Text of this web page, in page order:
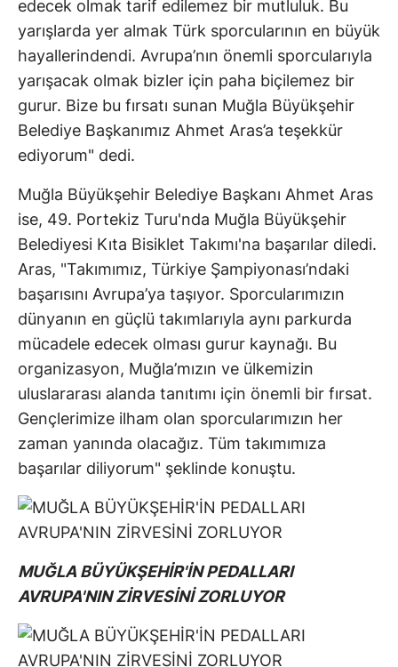
edecek olmak tarif edilemez bir mutluluk. Bu
yarışlarda yer almak Türk sporcularının en büyük
hayallerindendi. Avrupa’nın önemli sporcularıyla
yarışacak olmak bizler için paha biçilemez bir
gurur. Bize bu fırsatı sunan Muğla Büyükşehir
Belediye Başkanımız Ahmet Aras’a teşekkür
ediyorum" dedi.
Muğla Büyükşehir Belediye Başkanı Ahmet Aras
ise, 49. Portekiz Turu'nda Muğla Büyükşehir
Belediyesi Kıta Bisiklet Takımı'na başarılar diledi.
Aras, "Takımımız, Türkiye Şampiyonası’ndaki
başarısını Avrupa’ya taşıyor. Sporcularımızın
dünyanın en güçlü takımlarıyla aynı parkurda
mücadele edecek olması gurur kaynağı. Bu
organizasyon, Muğla’mızın ve ülkemizin
uluslararası alanda tanıtımı için önemli bir fırsat.
Gençlerimize ilham olan sporcularımızın her
zaman yanında olacağız. Tüm takımımıza
başarılar diliyorum" şeklinde konuştu.
MUĞLA BÜYÜKŞEHİR'İN PEDALLARI
AVRUPA'NIN ZİRVESİNİ ZORLUYOR